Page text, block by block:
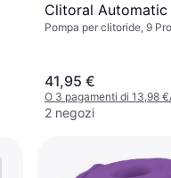
Clitoral Automatic
Pompa per clitoride, 9
41,95 €
O 3 pagamenti di 13,98
2 negozi